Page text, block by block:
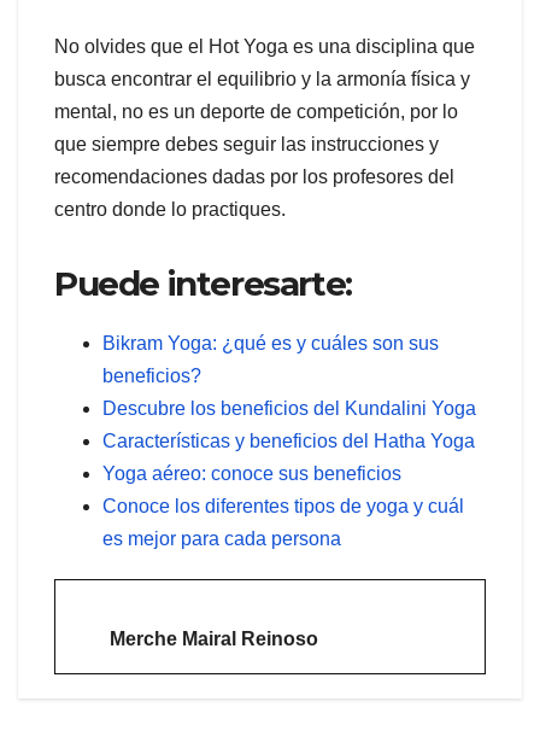
No olvides que el Hot Yoga es una disciplina que
busca encontrar el equilibrio y la armonía física y
mental, no es un deporte de competición, por lo
que siempre debes seguir las instrucciones y
recomendaciones dadas por los profesores del
centro donde lo practiques.
Puede interesarte:
Bikram Yoga: ¿qué es y cuáles son sus
beneficios?
Descubre los beneficios del Kundalini Yoga
Características y beneficios del Hatha Yoga
Yoga aéreo: conoce sus beneficios
Conoce los diferentes tipos de yoga y cuál
es mejor para cada persona
Merche Mairal Reinoso